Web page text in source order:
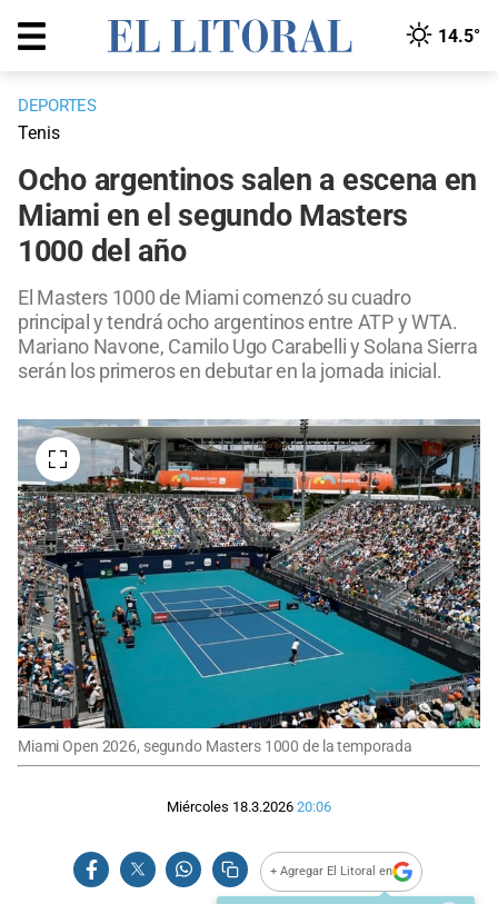
14.5°
DEPORTES
Tenis
Ocho argentinos salen a escena en
Miami en el segundo Masters
1000 del año
El Masters 1000 de Miami comenzó su cuadro
principal y tendrá ocho argentinos entre ATP y WTA.
Mariano Navone, Camilo Ugo Carabelli y Solana Sierra
serán los primeros en debutar en la jornada inicial.
Miami Open 2026, segundo Masters 1000 de la temporada
Miércoles 18.3.2026 20:06
+ Agregar El Litoral en